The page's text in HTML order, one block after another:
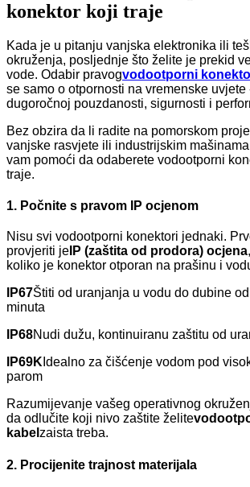
konektor koji traje
Kada je u pitanju vanjska elektronika ili
okruženja, posljednje što želite je prekid
vode. Odabir pravogvodootporni
se samo o otpornosti na vremenske uvjete
dugoročnoj pouzdanosti, sigurnosti i
Bez obzira da li radite na pomorskom
vanjske rasvjete ili industrijskim
vam pomoći da odaberete vodootporni
traje.
1. Počnite s pravom IP ocjenom
Nisu svi vodootporni konektori jednaki.
provjeriti je IP (zaštita od prodora) ocjena
koliko je konektor otporan na prašinu i
IP67Štiti od uranjanja u vodu do dubine
minuta
IP68Nudi dužu, kontinuiranu zaštitu od
IP69K Idealno za čišćenje vodom pod
parom
Razumijevanje vašeg operativnog
da odlučite koji nivo zaštite želite
kabel zaista treba.
2. Procijenite trajnost materijala